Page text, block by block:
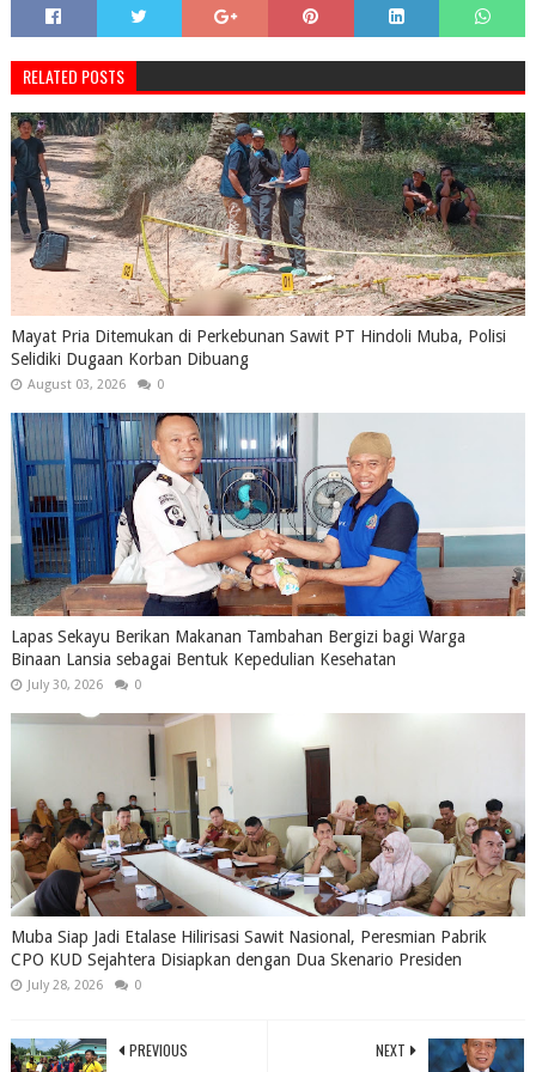
RELATED POSTS
Mayat Pria Ditemukan di Perkebunan Sawit PT Hindoli Muba, Polisi
Selidiki Dugaan Korban Dibuang
August 03, 2026 0
Lapas Sekayu Berikan Makanan Tambahan Bergizi bagi Warga
Binaan Lansia sebagai Bentuk Kepedulian Kesehatan
July 30, 2026 0
Muba Siap Jadi Etalase Hilirisasi Sawit Nasional, Peresmian Pabrik
CPO KUD Sejahtera Disiapkan dengan Dua Skenario Presiden
July 28, 2026 0
NEXT
PREVIOUS